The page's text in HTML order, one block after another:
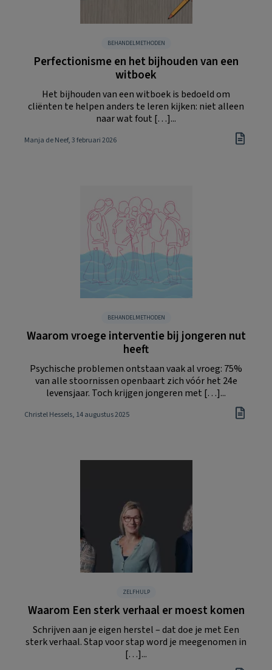
BEHANDELMETHODEN
Perfectionisme en het bijhouden van een
witboek
Het bijhouden van een witboek is bedoeld om
cliënten te helpen anders te leren kijken: niet alleen
naar wat fout […]...
Manja de Neef, 3 februari 2026
BEHANDELMETHODEN
Waarom vroege interventie bij jongeren nut
heeft
Psychische problemen ontstaan vaak al vroeg: 75%
van alle stoornissen openbaart zich vóór het 24e
levensjaar. Toch krijgen jongeren met […]...
Christel Hessels, 14 augustus 2025
ZELFHULP
Waarom Een sterk verhaal er moest komen
Schrijven aan je eigen herstel – dat doe je met Een
sterk verhaal. Stap voor stap word je meegenomen in
[…]...